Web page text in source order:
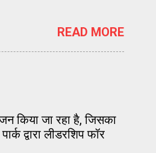
READ MORE
किया जा रहा है, जिसका
द्वारा लीडरशिप फॉर